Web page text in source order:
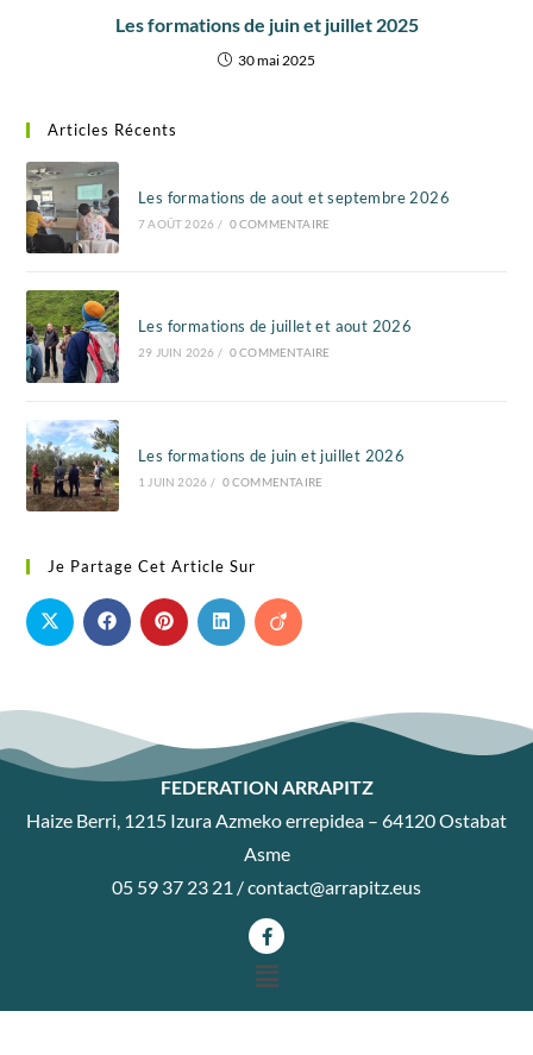
Les formations de juin et juillet 2025
30 mai 2025
Articles Récents
Les formations de aout et septembre 2026
7 AOÛT 2026 / 0 COMMENTAIRE
Les formations de juillet et aout 2026
29 JUIN 2026 / 0 COMMENTAIRE
Les formations de juin et juillet 2026
1 JUIN 2026 / 0 COMMENTAIRE
Je Partage Cet Article Sur
FEDERATION ARRAPITZ
Haize Berri, 1215 Izura Azmeko errepidea – 64120 Ostabat
Asme
05 59 37 23 21 /contact@arrapitz.eus